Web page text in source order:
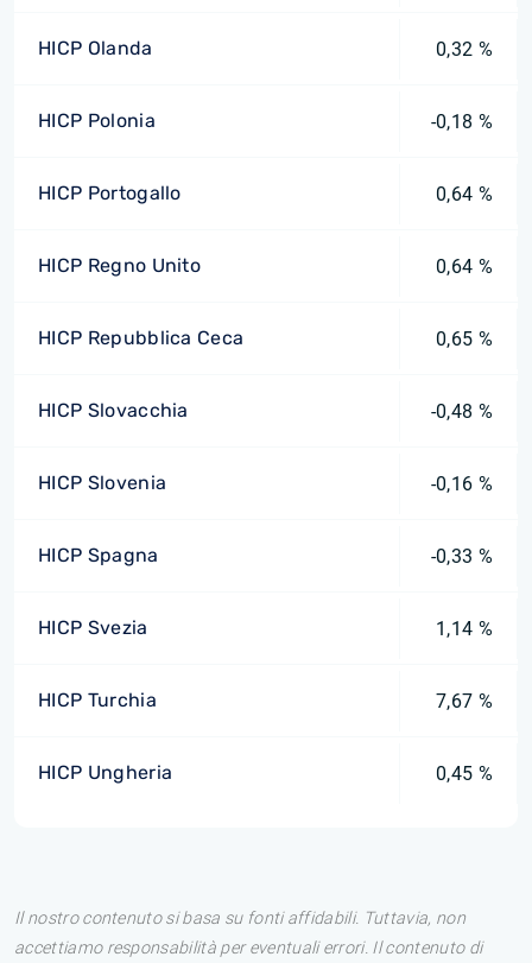
HICP Olanda 0,32 %
HICP Polonia -0,18 %
HICP Portogallo 0,64 %
HICP Regno Unito 0,64 %
HICP Repubblica Ceca 0,65 %
HICP Slovacchia -0,48 %
HICP Slovenia -0,16 %
HICP Spagna -0,33 %
HICP Svezia 1,14 %
HICP Turchia 7,67 %
HICP Ungheria 0,45 %
Il nostro contenuto si basa su fonti affidabili. Tuttavia, non
accettiamo responsabilità per eventuali errori. Il contenuto di